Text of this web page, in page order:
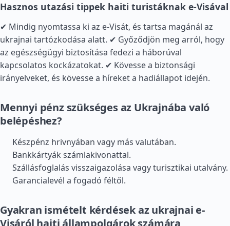
Hasznos utazási tippek haiti turistáknak e-Visával
✔ Mindig nyomtassa ki az e-Visát, és tartsa magánál az
ukrajnai tartózkodása alatt. ✔ Győződjön meg arról, hogy
az egészségügyi biztosítása fedezi a háborúval
kapcsolatos kockázatokat. ✔ Kövesse a biztonsági
irányelveket, és kövesse a híreket a hadiállapot idején.
Mennyi pénz szükséges az Ukrajnába való
belépéshez?
Készpénz hrivnyában vagy más valutában.
Bankkártyák számlakivonattal.
Szállásfoglalás visszaigazolása vagy turisztikai utalvány.
Garancialevél a fogadó féltől.
Gyakran ismételt kérdések az ukrajnai e-
Visáról haiti állampolgárok számára